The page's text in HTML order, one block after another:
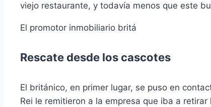
viejo restaurante, y todavía menos que este
El promotor inmobiliario britá
Rescate desde los cascotes
El británico, en primer lugar, se puso en
Rei le remitieron a la empresa que iba a